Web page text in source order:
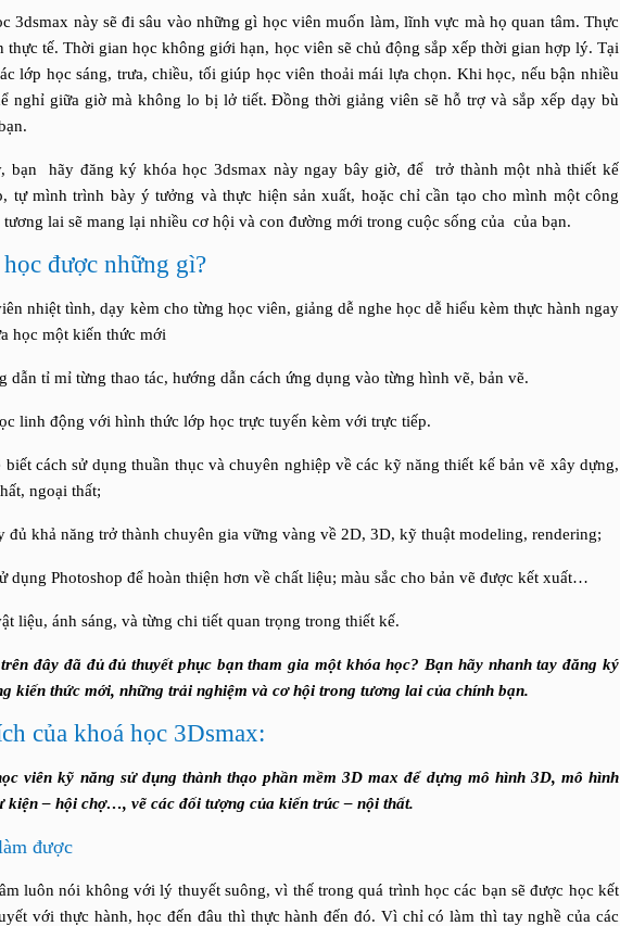
này sẽ đi sâu vào những gì học viên muốn làm, lĩnh vực mà họ quan tâm. Thực
thực tế. Thời gian học không giới hạn, học viên sẽ chủ động sắp xếp thời gian hợp lý. Tại
lớp học sáng, trưa, chiều, tối giúp học viên thoải mái lựa chọn. Khi học, nếu bận nhiều
nghỉ giữa giờ mà không lo bị lở tiết. Đồng thời giảng viên sẽ hỗ trợ và sắp xếp dạy bù
hãy đăng ký khóa học 3dsmax này ngay bây giờ, để trở thành một nhà thiết kế
tự mình trình bày ý tưởng và thực hiện sản xuất, hoặc chỉ cần tạo cho mình một công
lai sẽ mang lại nhiều cơ hội và con đường mới trong cuộc sống của của bạn.
học được những gì?
tình, dạy kèm cho từng học viên, giảng dễ nghe học dễ hiểu kèm thực hành ngay
học một kiến thức mới
tỉ mỉ từng thao tác, hướng dẫn cách ứng dụng vào từng hình vẽ, bản vẽ.
động với hình thức lớp học trực tuyến kèm với trực tiếp.
cách sử dụng thuần thục và chuyên nghiệp về các kỹ năng thiết kế bản vẽ xây dựng,
ngoại thất;
khả năng trở thành chuyên gia vững vàng về 2D, 3D, kỹ thuật modeling, rendering;
Photoshop để hoàn thiện hơn về chất liệu; màu sắc cho bản vẽ được kết xuất…
ánh sáng, và từng chi tiết quan trọng trong thiết kế.
đây đã đủ đủ thuyết phục bạn tham gia một khóa học? Bạn hãy nhanh tay đăng ký
kiến thức mới, những trải nghiệm và cơ hội trong tương lai của chính bạn.
của khoá học 3Dsmax:
viên kỹ năng sử dụng thành thạo phần mềm 3D max để dựng mô hình 3D, mô hình
kiện – hội chợ…, vẽ các đối tượng của kiến trúc – nội thất.
được
luôn nói không với lý thuyết suông, vì thế trong quá trình học các bạn sẽ được học kết
với thực hành, học đến đâu thì thực hành đến đó. Vì chỉ có làm thì tay nghề của các